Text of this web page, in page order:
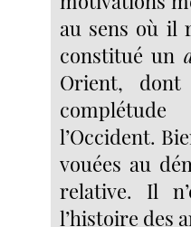
au sens où il
constitué un
Orient,
l’Occident.
vouées au
relative. Il
l’histoire des